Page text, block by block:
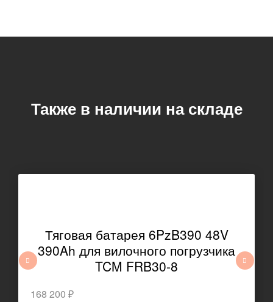
Также в наличии на складе
Тяговая батарея 6PzB390 48V
390Ah для вилочного погрузчика
TCM FRB30-8
168 200 ₽